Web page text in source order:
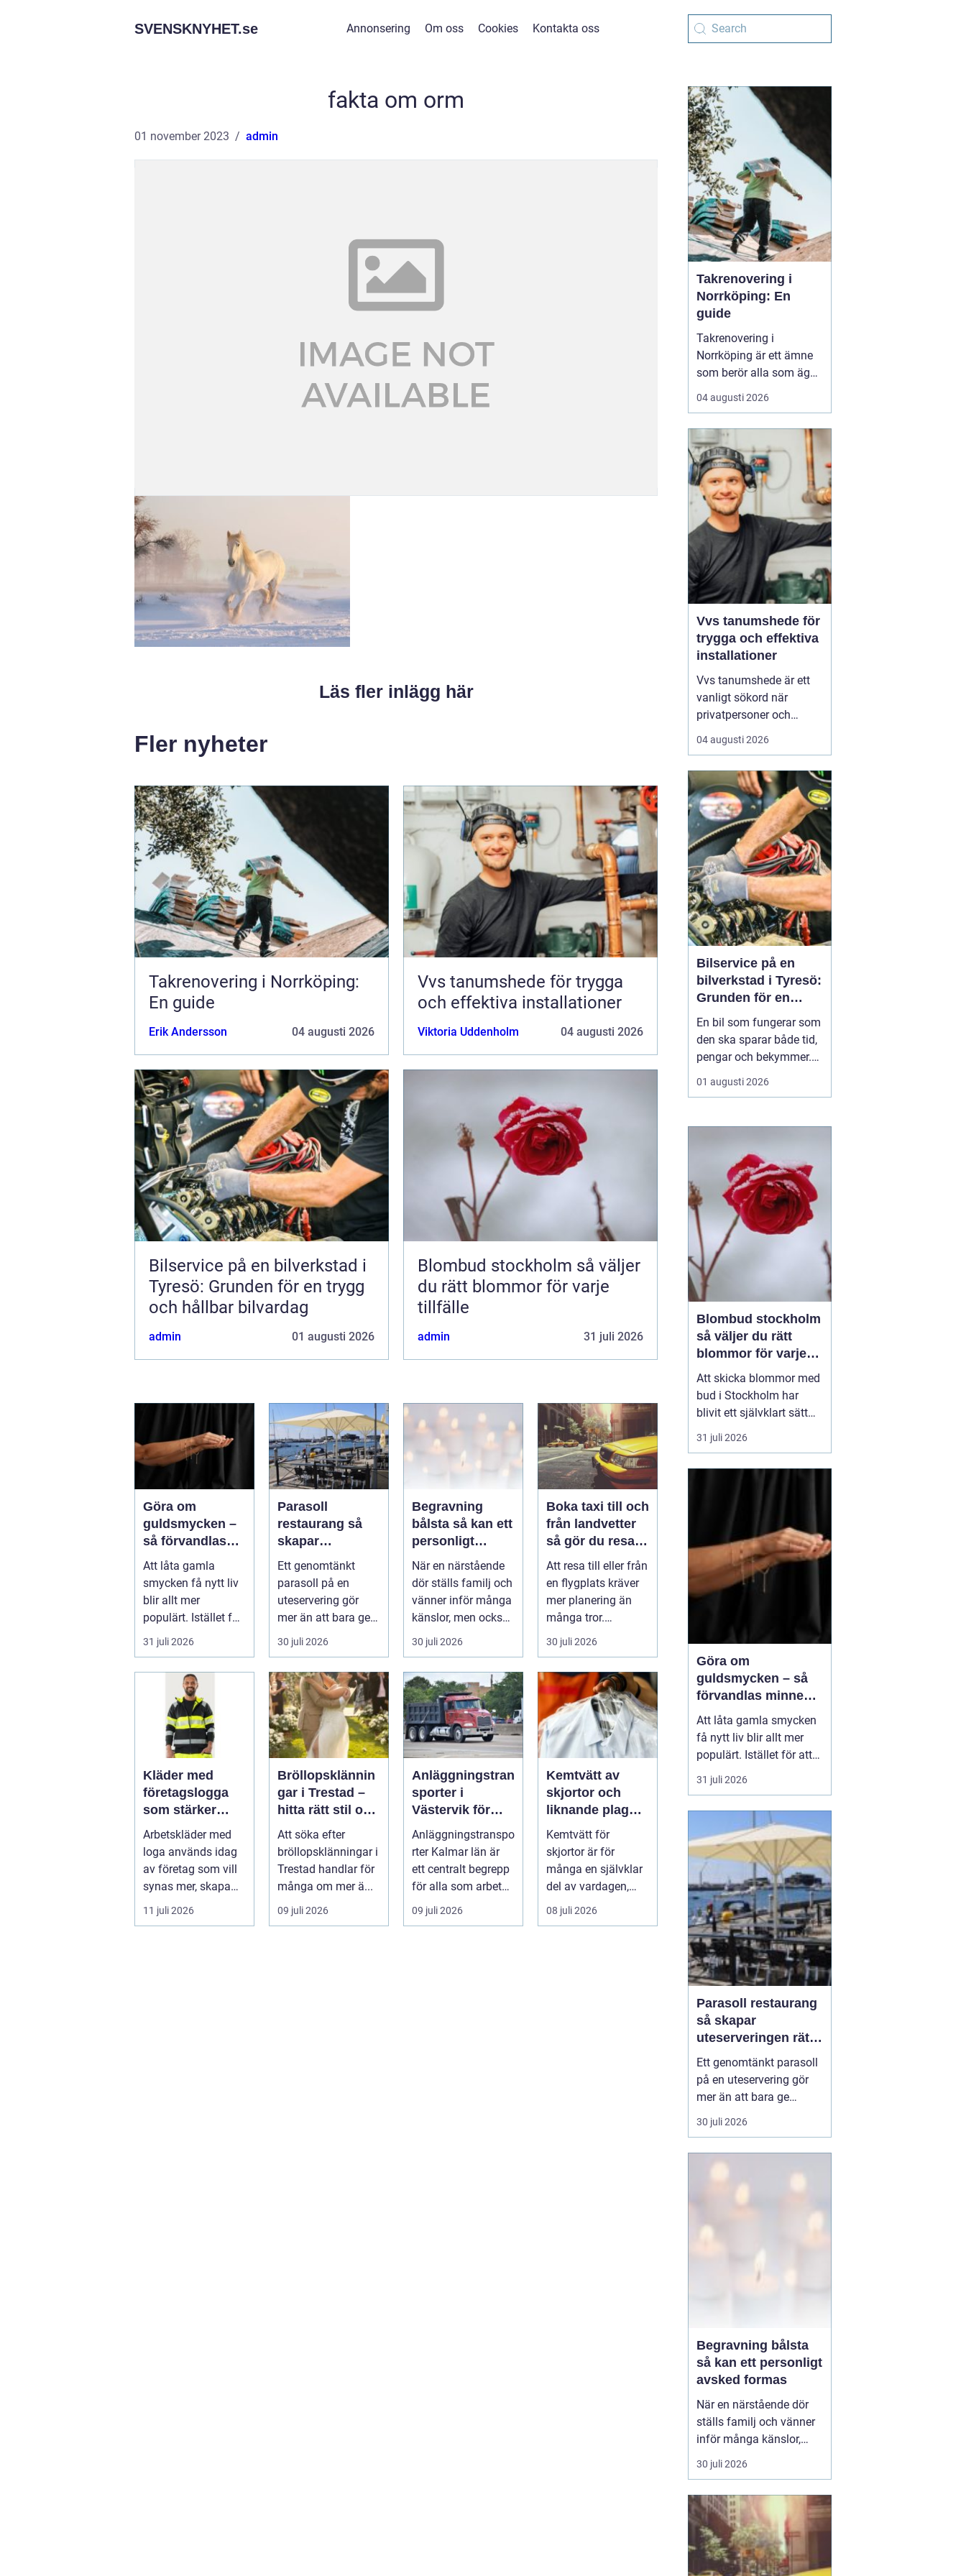
SVENSKNYHET.se Annonsering Om oss Cookies Kontakta oss
fakta om orm
01 november 2023 admin
Läs fler inlägg här
Fler nyheter
Takrenovering i Norrköping:
En guide
Erik Andersson 04 augusti 2026
Vvs tanumshede för trygga
och effektiva installationer
Viktoria Uddenholm 04 augusti 2026
Bilservice på en bilverkstad i
Tyresö: Grunden för en trygg
och hållbar bilvardag
admin 01 augusti 2026
Blombud stockholm så väljer
du rätt blommor för varje
tillfälle
admin 31 juli 2026
Göra om
guldsmycken –
så förvandlas
minnen till nya
favoriter
Att låta gamla
smycken få nytt liv
blir allt mer
populärt. Istället för
a...
31 juli 2026
Parasoll
restaurang så
skapar
uteserveringen
rätt känsla året
runt
Ett genomtänkt
parasoll på en
uteservering gör
mer än att bara ge
skugga. Det
påverkar hur länge
gäs...
30 juli 2026
Begravning
bålsta så kan ett
personligt
avsked formas
När en närstående
dör ställs familj och
vänner inför många
känslor, men också
praktiska beslut. En
b...
30 juli 2026
Boka taxi till och
från landvetter
så gör du resan
trygg och
smidig
Att resa till eller från
en flygplats kräver
mer planering än
många tror.
Flygtider, packning,
säker...
30 juli 2026
Kläder med
företagslogga
som stärker
varumärket
varje dag
Arbetskläder med
loga används idag
av företag som vill
synas mer, skapa
stolthet inte...
11 juli 2026
Bröllopsklännin
gar i Trestad –
hitta rätt stil och
passform inför
den stora dagen
Att söka efter
bröllopsklänningar i
Trestad handlar för
många om mer ä...
09 juli 2026
Anläggningstran
sporter i
Västervik för
effektiva
byggprojekt
Anläggningstranspo
rter Kalmar län är
ett centralt begrepp
för alla som arbetar
m...
09 juli 2026
Kemtvätt av
skjortor och
liknande plagg:
Så fungerar
professionell
klädvård i
praktiken
Kemtvätt för
skjortor är för
många en självklar
del av vardagen,
men ...
08 juli 2026
Takrenovering i
Norrköping: En
guide
Takrenovering i
Norrköping är ett ämne
som berör alla som äger
hus, radhus eller
flerfamiljshus i området.
viktigaste skydd mot
regn, snö och fukt, och
en i tid genomförd
renovering kan sp...
04 augusti 2026
Vvs tanumshede för
trygga och effektiva
installationer
Vvs tanumshede är ett
vanligt sökord när
privatpersoner och
företag behöver hjälp
med värme, vatten och
Många undrar vad som
skiljer en seriös vvs
partner från en tillfällig
lösning, hur en
installation bör gå till
och vilka...
04 augusti 2026
Bilservice på en
bilverkstad i Tyresö:
Grunden för en
trygg och hållbar
bilvardag
En bil som fungerar som
den ska sparar både tid,
pengar och bekymmer.
För många förare blir
servicefrågan ändå
tills en varningslampa
känns fel. Ge...
01 augusti 2026
Blombud stockholm
så väljer du rätt
blommor för varje
tillfälle
Att skicka blommor med
bud i Stockholm har
blivit ett självklart sätt
att visa omtanke, fira
stora händelser eller
svårt att formulera i ord.
sekunder, oavsett om
mottagaren befinner sig
på konto...
31 juli 2026
Göra om
guldsmycken – så
förvandlas minnen
till nya favoriter
Att låta gamla smycken
få nytt liv blir allt mer
populärt. Istället för att
låta arvegods ligga i en
låda kan de formas om
passar stilen i dag och
bär med sig historien.
N&au...
31 juli 2026
Parasoll restaurang
så skapar
uteserveringen rätt
känsla året runt
Ett genomtänkt parasoll
på en uteservering gör
mer än att bara ge
skugga. Det påverkar hur
länge gästerna stannar,
och om de väljer att
komma tillbaka. När
kraven på komfort,
30 juli 2026
Begravning bålsta
så kan ett personligt
avsked formas
När en närstående dör
ställs familj och vänner
inför många känslor,
men också praktiska
beslut.
ceremoni i någon av
Håbo församlings kyrkor
eller ka...
30 juli 2026